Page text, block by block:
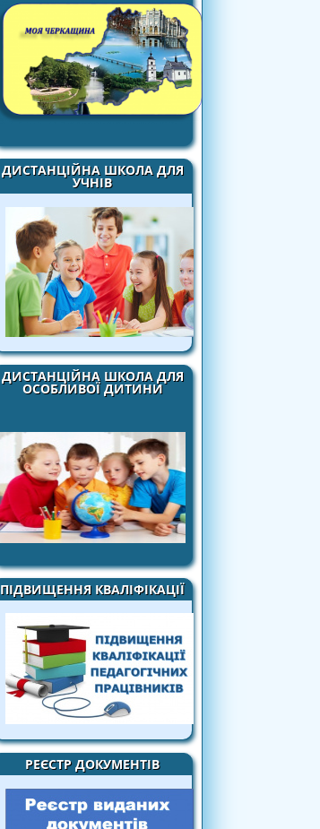
ДИСТАНЦІЙНА ШКОЛА ДЛЯ
УЧНІВ
ДИСТАНЦІЙНА ШКОЛА ДЛЯ
ОСОБЛИВОЇ ДИТИНИ
ПІДВИЩЕННЯ КВАЛІФІКАЦІЇ
РЕЄСТР ДОКУМЕНТІВ